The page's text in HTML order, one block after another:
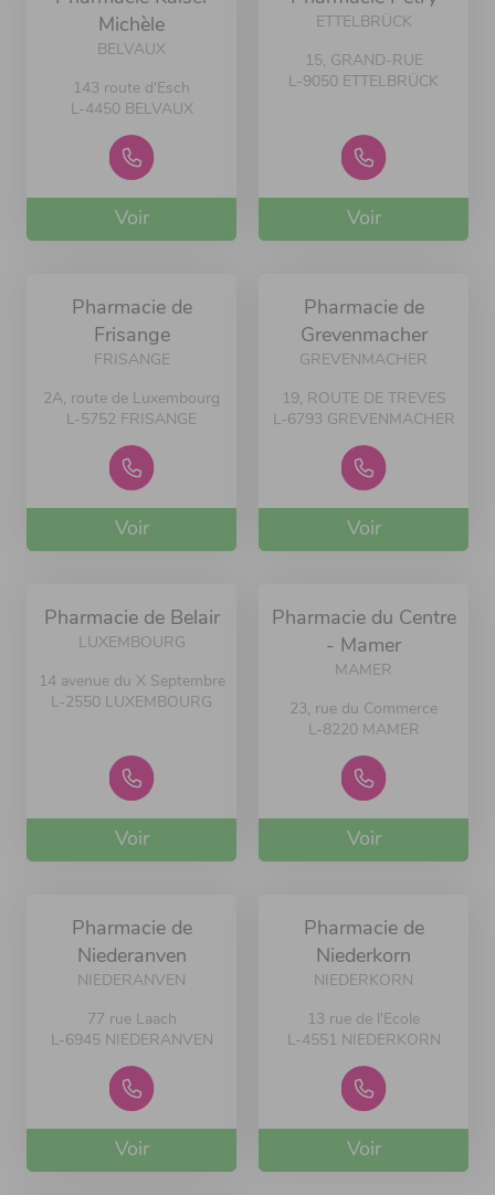
Michèle
BELVAUX
143 route d'Esch
L-4450 BELVAUX
Voir
ETTELBRÜCK
15, GRAND-RUE
L-9050 ETTELBRÜCK
Voir
Pharmacie de
Frisange
FRISANGE
2A, route de Luxembourg
L-5752 FRISANGE
Voir
Pharmacie de
Grevenmacher
GREVENMACHER
19, ROUTE DE TREVES
L-6793 GREVENMACHER
Voir
Pharmacie de Belair
LUXEMBOURG
14 avenue du X Septembre
L-2550 LUXEMBOURG
Voir
Pharmacie du Centre
- Mamer
MAMER
23, rue du Commerce
L-8220 MAMER
Voir
Pharmacie de
Niederanven
NIEDERANVEN
77 rue Laach
L-6945 NIEDERANVEN
Voir
Pharmacie de
Niederkorn
NIEDERKORN
13 rue de l'Ecole
L-4551 NIEDERKORN
Voir